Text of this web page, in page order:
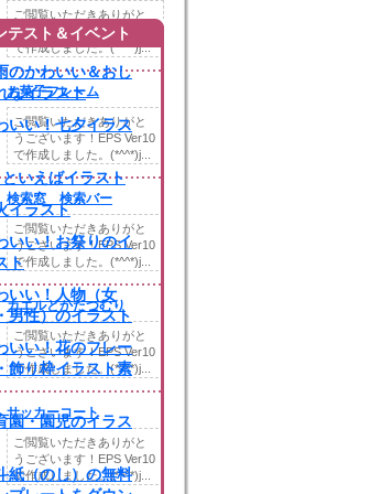
ご閲覧いただきありがと
うございます！EPS Ver10
で作成しました。(*^^*)j...
お菓子フレーム
ご閲覧いただきありがと
うございます！EPS Ver10
で作成しました。(*^^*)j...
検索窓 検索バー
ご閲覧いただきありがと
うございます！EPS Ver10
で作成しました。(*^^*)j...
カエルとかたつむり
ご閲覧いただきありがと
うございます！EPS Ver10
で作成しました。(*^^*)j...
サッカーコート
ご閲覧いただきありがと
うございます！EPS Ver10
で作成しました。(*^^*)j...
テスト＆イベント
のかわいい＆おし
なイラスト
いい！七夕イラス
いえばイラスト
イラスト
いい！お祭りのイ
ト
いい！人物（女
男性）のイラスト
いい！花のフレー
飾り枠イラスト素
園・園児のイラス
紙（のし）の無料